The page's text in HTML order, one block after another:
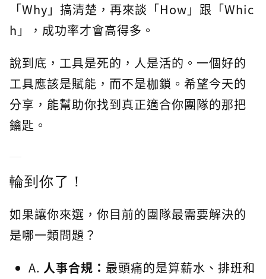
「Why」搞清楚，再來談「How」跟「Whic
h」，成功率才會高得多。
說到底，工具是死的，人是活的。一個好的
工具應該是賦能，而不是枷鎖。希望今天的
分享，能幫助你找到真正適合你團隊的那把
鑰匙。
輪到你了！
如果讓你來選，你目前的團隊最需要解決的
是哪一類問題？
A. 人事合規： 最頭痛的是算薪水、排班和